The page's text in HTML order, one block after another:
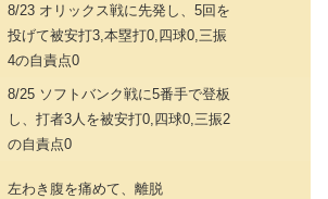
8/23 オリックス戦に先発し、5回を
投げて被安打3,本塁打0,四球0,三振
4の自責点0
8/25 ソフトバンク戦に5番手で登板
し、打者3人を被安打0,四球0,三振2
の自責点0
左わき腹を痛めて、離脱